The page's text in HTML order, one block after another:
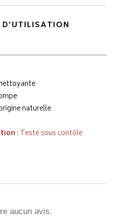
naturelle
: Testé sous contôle
aucun avis.